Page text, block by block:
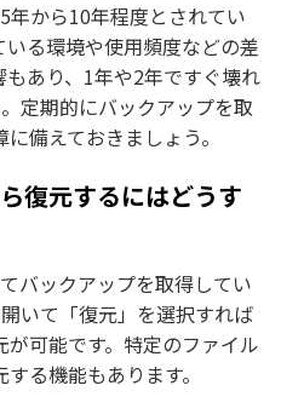
から10年程度とされてい
いる環境や使用頻度などの差
あり、1年や2年ですぐ壊れ
定期的にバックアップを取
備えておきましょう。
復元するにはどうす
バックアップを取得してい
いて「復元」を選択すれば
可能です。特定のファイル
る機能もあります。